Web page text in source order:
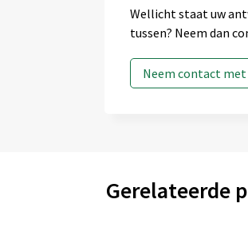
Wellicht staat uw
tussen? Neem dan
Neem contact met
Gerelateerde